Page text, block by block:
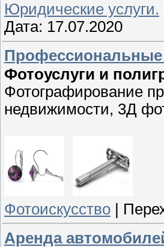
Юридические услуги.
Дата: 17.07.2020
Профессиональные
Фотоуслуги и
Фотографирование
недвижимости, 3Д
Фотоискусство
Аренда